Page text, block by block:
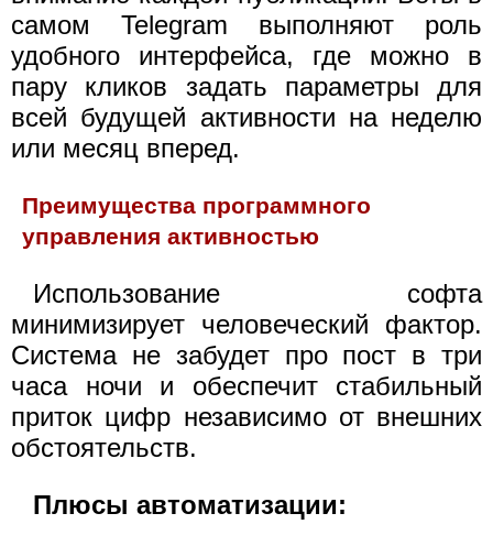
самом Telegram выполняют роль
удобного интерфейса, где можно в
пару кликов задать параметры для
всей будущей активности на неделю
или месяц вперед.
Преимущества программного
управления активностью
Использование софта
минимизирует человеческий фактор.
Система не забудет про пост в три
часа ночи и обеспечит стабильный
приток цифр независимо от внешних
обстоятельств.
Плюсы автоматизации: